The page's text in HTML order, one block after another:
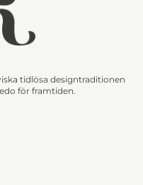
tidlösa designtraditionen
för framtiden.